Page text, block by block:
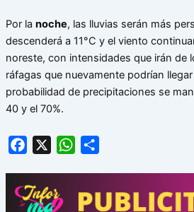
Por la noche, las lluvias serán más
descenderá a 11°C y el viento
noreste, con intensidades que irán de
ráfagas que nuevamente podrían
probabilidad de precipitaciones se
40 y el 70%.
Facebook WhatsApp